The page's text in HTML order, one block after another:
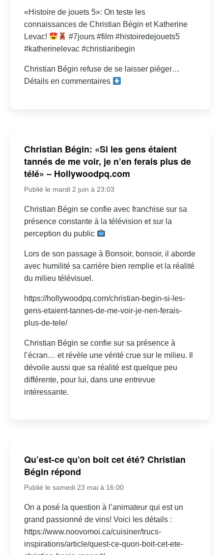
«Histoire de jouets 5»: On teste les
connaissances de Christian Bégin et Katherine
Levac!
#7jours #film #histoiredejouets5
#katherinelevac #christianbegin
Christian Bégin refuse de se laisser piéger…
Détails en commentaires
Christian Bégin: «Si les gens étaient
tannés de me voir, je n’en ferais plus de
télé» – Hollywoodpq.com
Publié le mardi 2 juin à 23:03
Christian Bégin se confie avec franchise sur sa
présence constante à la télévision et sur la
perception du public
Lors de son passage à Bonsoir, bonsoir, il aborde
avec humilité sa carrière bien remplie et la réalité
du milieu télévisuel.
https://hollywoodpq.com/christian-begin-si-les-
gens-etaient-tannes-de-me-voir-je-nen-ferais-
plus-de-tele/
Christian Bégin se confie sur sa présence à
l’écran… et révèle une vérité crue sur le milieu. Il
dévoile aussi que sa réalité est quelque peu
différente, pour lui, dans une entrevue
intéressante.
Qu’est-ce qu’on boit cet été? Christian
Bégin répond
Publié le samedi 23 mai à 16:00
On a posé la question à l’animateur qui est un
grand passionné de vins! Voici les détails :
https://www.noovomoi.ca/cuisiner/trucs-
inspirations/article/quest-ce-quon-boit-cet-ete-